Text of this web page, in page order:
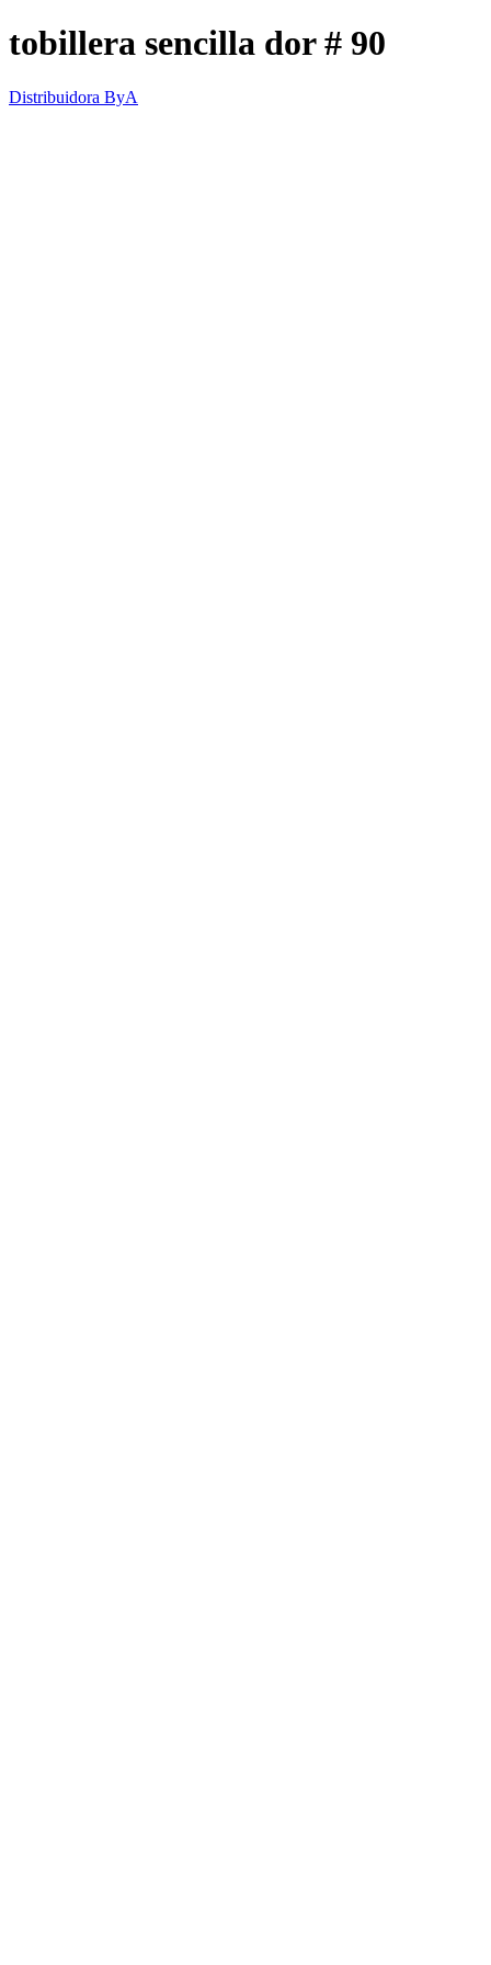
tobillera sencilla dor # 90
Distribuidora ByA